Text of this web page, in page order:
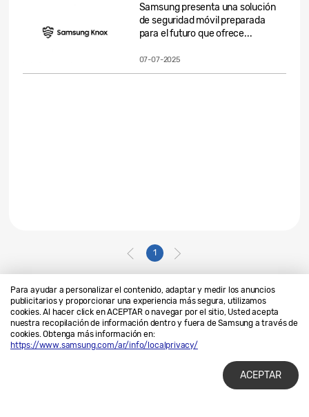
Para ayudar a personalizar el contenido, adaptar y medir los anuncios
publicitarios y proporcionar una experiencia más segura, utilizamos
cookies. Al hacer click en ACEPTAR o navegar por el sitio, Usted acepta
nuestra recopilación de información dentro y fuera de Samsung a través de
cookies. Obtenga más información en:
https://www.samsung.com/ar/info/localprivacy/
ACEPTAR
Samsung presenta una solución
de seguridad móvil preparada
para el futuro que ofrece...
07-07-2025
1
Contáctanos
SAMSUNG.COM
Privacidad